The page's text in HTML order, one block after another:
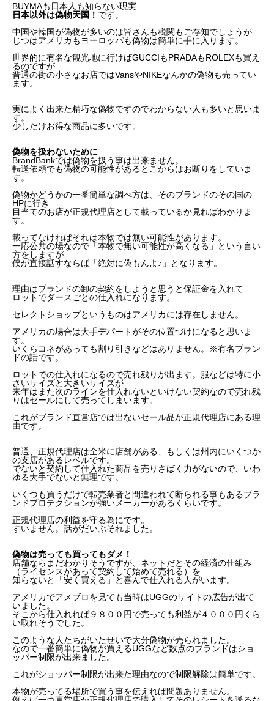
BUYMAも日本人も知らない現実
日本以外は偽物天国！ です。
中国や韓国が偽物が多いのは皆さんも税関もご存知でしょうが
じつはアメリカもヨーロッパも偽物は簡単に手に入ります。
世界的に有名な観光地に行けばGUCCIもPRADAもROLEXも買え
るのですが
普通の街の小さなお店ではVansやNIKEなんかの偽物も売ってい
ます。
実によく出来た精巧な偽物ですのでわからない人も多いと思いま
す。
少しだけお得な商品に多いです。
偽物を扱わないために
BrandBankでは偽物を扱う事は出来ません。
転送依頼でも偽物の可能性があるとこからはお断りをしていま
す。
偽物かどうかの一番簡単な調べ方は、そのブランドのその国の
HPに行き
目当てのお店が正規代理店として載っているか見ればわかりま
す。
載ってなければそれは本物では無い可能性があります。
一応公共の場なので「本物で無い可能性が高くなる」
という言い
方をしますが
僕が直接話すならば「絶対に偽もんよ♪」となります。
理由はブランドの卸の契約をしようと思うと保証金を入れて
ロットでダースごとの仕入れになります。
セレクトショップというものはアメリカには存在しません。
アメリカの場合は大手デパートがその位置づけになると思いま
す。
いくらコネがあっても割り引きなどはありません。※有名ブラン
ドの話です。
ロットでの仕入れになるので売れ残りが出ます。服などは特に小
さいサイズと大きいサイズが
来年はまた次のラインを仕入れないといけない契約なので売れ残
りはセールにして売ってしまいます。
これがブランド直営店では出ないセール品が正規代理店にある理
由です。
普通、正規代理店は全米に店舗がある、もしくは州内にいくつか
の支店があるレベルです。
でないと契約して仕入れた商品を売りさばく力がないので、いわ
ゆる大手でないと無理です。
いくつも買うだけで転売業者と間違われて断られる事もあるブラ
ンドプロテクションが強いメーカーがあるくらいです。
正規代理店の利益を守る為にです。
すいません。話がだいぶそれました。
偽物は売っても買ってもダメ！
店舗ならまだわかりそうですが、ネットだとその経済の仕組み
（ライセンスがあって契約して始めて売れる）を
知らないと「安く買える」と喜んで仕入れる人がいます。
アメリカでアメブロを見ても当時はUGGのサイトの広告が出て
いました。
そこから仕入れれば９８００円で売っても利益が４０００円くら
い取れそうでした。
このような人たちがいたせいで大分偽物が売られました。
なので一番簡単に偽物が買えるUGGなど数点のブランドはショ
ッパー制限が出来ました。
これがショッパー制限が出来た理由なので制限解除は簡単です。
本物が売ってる場所で買う事を伝えれば問題ありません。